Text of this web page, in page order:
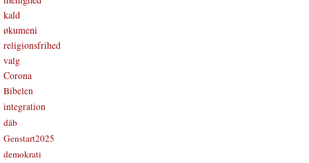
kald
økumeni
religionsfrihed
valg
Corona
Bibelen
integration
dåb
Genstart2025
demokrati